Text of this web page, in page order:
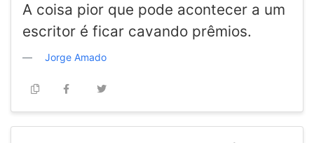
A coisa pior que pode acontecer a um
escritor é ficar cavando prêmios.
Jorge Amado